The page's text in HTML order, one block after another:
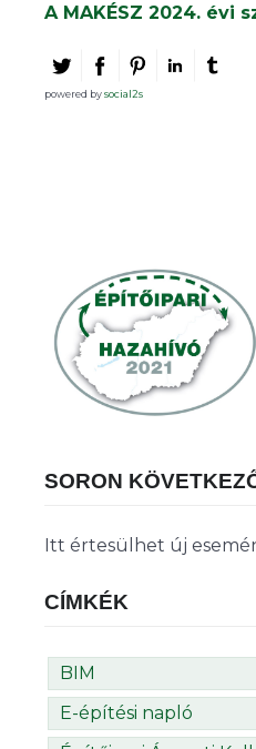
A MAKÉSZ 2024. évi
powered bysocial2s
SORON
Itt értesülhet új
CÍMKÉK
BIM
E-építési napló